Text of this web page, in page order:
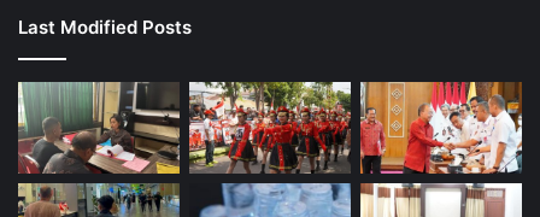
Last Modified Posts